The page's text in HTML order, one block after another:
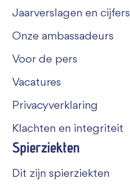
Jaarverslagen en cijfers
Onze ambassadeurs
Voor de pers
Vacatures
Privacyverklaring
Klachten en integriteit
Spierziekten
Dit zijn spierziekten